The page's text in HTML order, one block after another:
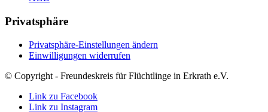
Privatsphäre
Privatsphäre-Einstellungen ändern
Einwilligungen widerrufen
© Copyright - Freundeskreis für Flüchtlinge in Erkrath e.V.
Link zu Facebook
Link zu Instagram